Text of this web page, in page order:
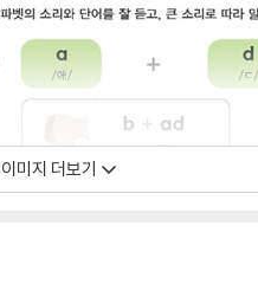
미지 더보기